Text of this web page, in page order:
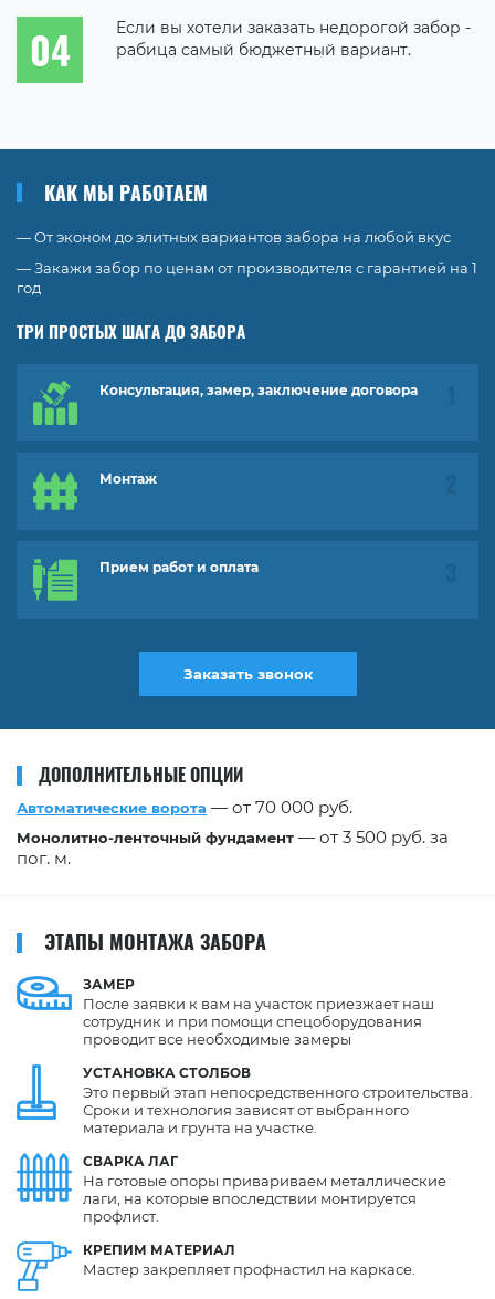
Если вы хотели заказать недорогой забор -
рабица самый бюджетный вариант.
КАК МЫ РАБОТАЕМ
— От эконом до элитных вариантов забора на любой вкус
— Закажи забор по ценам от производителя с гарантией на 1
год
ТРИ ПРОСТЫХ ШАГА ДО ЗАБОРА
Консультация, замер, заключение договора
Монтаж
Прием работ и оплата
Заказать звонок
ДОПОЛНИТЕЛЬНЫЕ ОПЦИИ
Автоматические ворота — от 70 000 руб.
Монолитно-ленточный фундамент — от 3 500 руб. за
пог. м.
ЭТАПЫ МОНТАЖА ЗАБОРА
ЗАМЕР
УСТАНОВКА СТОЛБОВ
СВАРКА ЛАГ
КРЕПИМ МАТЕРИАЛ
После заявки к вам на участок приезжает наш
сотрудник и при помощи спецоборудования
проводит все необходимые замеры
Это первый этап непосредственного строительства.
Сроки и технология зависят от выбранного
материала и грунта на участке.
На готовые опоры привариваем металлические
лаги, на которые впоследствии монтируется
профлист.
Мастер закрепляет профнастил на каркасе.